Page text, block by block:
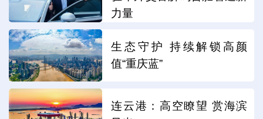
力量
生态守护 持续解锁高颜
值“重庆蓝”
连云港：高空瞭望 赏海滨